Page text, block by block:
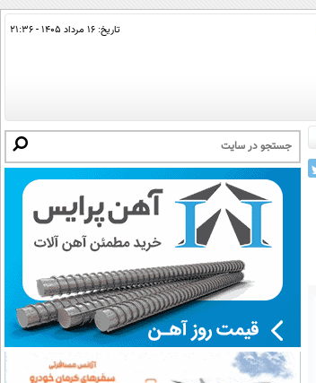
تاریخ: ۱۶ مرداد ۱۴۰۵ - ۲۱:۳۶